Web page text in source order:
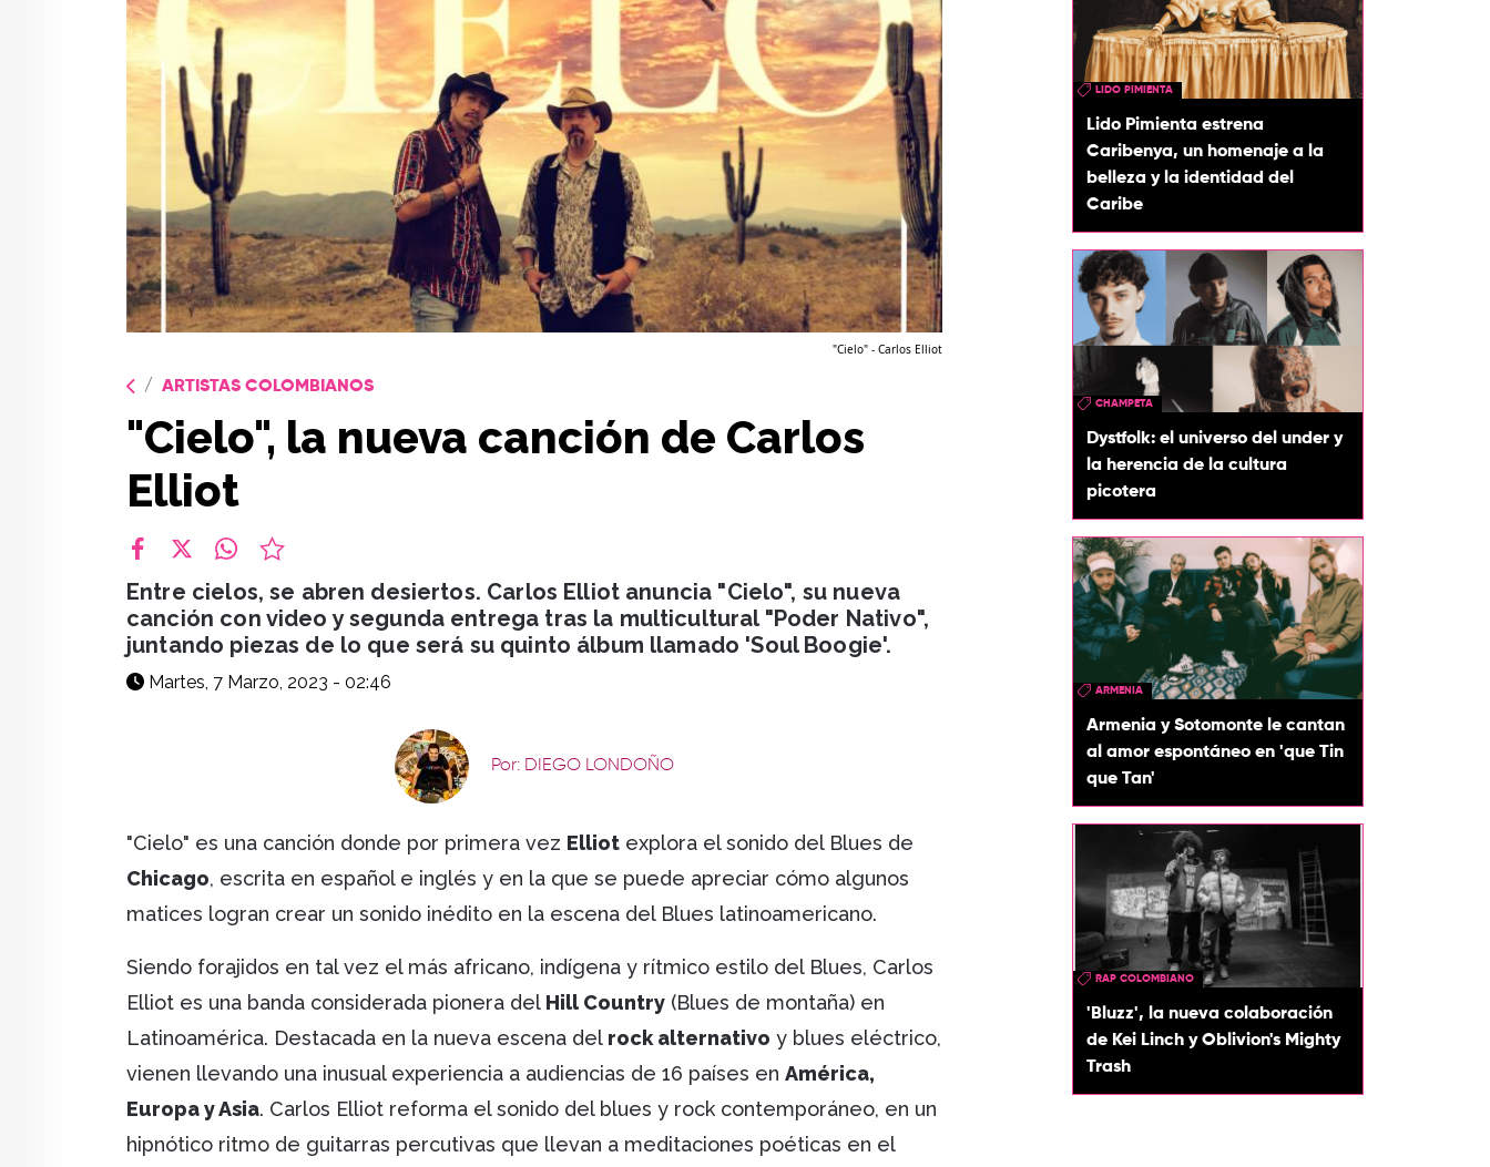
"Cielo" - Carlos Elliot
ARTISTAS COLOMBIANOS
"Cielo", la nueva canción de Carlos
Elliot
Entre cielos, se abren desiertos. Carlos Elliot anuncia "Cielo", su nueva
canción con video y segunda entrega tras la multicultural "Poder Nativo",
juntando piezas de lo que será su quinto álbum llamado 'Soul Boogie'.
Martes, 7 Marzo, 2023 - 02:46
Por: DIEGO LONDOÑO
"Cielo" es una canción donde por primera vez Elliot explora el sonido del Blues de
Chicago, escrita en español e inglés y en la que se puede apreciar cómo algunos
matices logran crear un sonido inédito en la escena del Blues latinoamericano.
Siendo forajidos en tal vez el más africano, indígena y rítmico estilo del Blues, Carlos
Elliot es una banda considerada pionera del Hill Country (Blues de montaña) en
Latinoamérica. Destacada en la nueva escena del rock alternativo y blues eléctrico,
vienen llevando una inusual experiencia a audiencias de 16 países en América,
Europa y Asia. Carlos Elliot reforma el sonido del blues y rock contemporáneo, en un
hipnótico ritmo de guitarras percutivas que llevan a meditaciones poéticas en el
LIDO PIMIENTA
Lido Pimienta estrena
Caribenya, un homenaje a la
belleza y la identidad del
Caribe
CHAMPETA
Dystfolk: el universo del under y
la herencia de la cultura
picotera
ARMENIA
Armenia y Sotomonte le cantan
al amor espontáneo en 'que Tin
que Tan'
RAP COLOMBIANO
'Bluzz', la nueva colaboración
de Kei Linch y Oblivion's Mighty
Trash